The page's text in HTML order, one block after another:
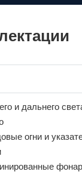
и дальнего
огни и